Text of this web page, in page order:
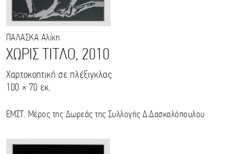
ΠΑΛΑΣΚΑ Αλίκη
ΧΩΡΙΣ ΤΙΤΛΟ, 2010
Χαρτοκοπτική σε πλέξιγκλας
100 × 70 εκ.
ΕΜΣΤ. Μέρος της Δωρεάς της Συλλογής Δ.Δασκαλόπουλου